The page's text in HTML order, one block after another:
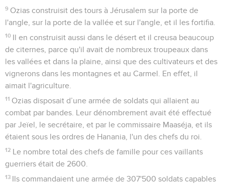
9 Ozias construisit des tours à Jérusalem sur la porte de
l'angle, sur la porte de la vallée et sur l'angle, et il les fortifia.
10 Il en construisit aussi dans le désert et il creusa beaucoup
de citernes, parce qu'il avait de nombreux troupeaux dans
les vallées et dans la plaine, ainsi que des cultivateurs et des
vignerons dans les montagnes et au Carmel. En effet, il
aimait l'agriculture.
11 Ozias disposait d’une armée de soldats qui allaient au
combat par bandes. Leur dénombrement avait été effectué
par Jeïel, le secrétaire, et par le commissaire Maaséja, et ils
étaient sous les ordres de Hanania, l'un des chefs du roi.
12 Le nombre total des chefs de famille pour ces vaillants
guerriers était de 2600.
13 Ils commandaient une armée de 307'500 soldats capables